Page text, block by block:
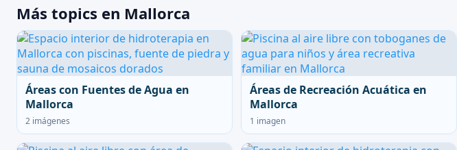
Más topics en Mallorca
Áreas con Fuentes de Agua en
Mallorca
2 imágenes
Áreas de Recreación Acuática en
Mallorca
1 imagen